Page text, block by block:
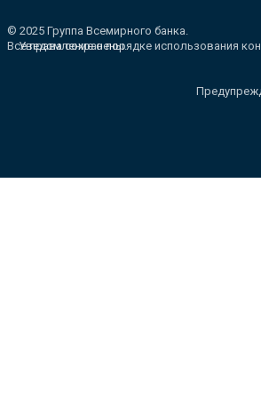
© 2025 Группа Всемирного банка.
Все права сохранены.
Уведомление о порядке использования